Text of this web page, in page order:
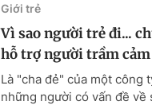
Giới trẻ
Vì sao người trẻ đi...
hỗ trợ người trầm cảm
Là "cha đẻ" của một công
những người có vấn đề về